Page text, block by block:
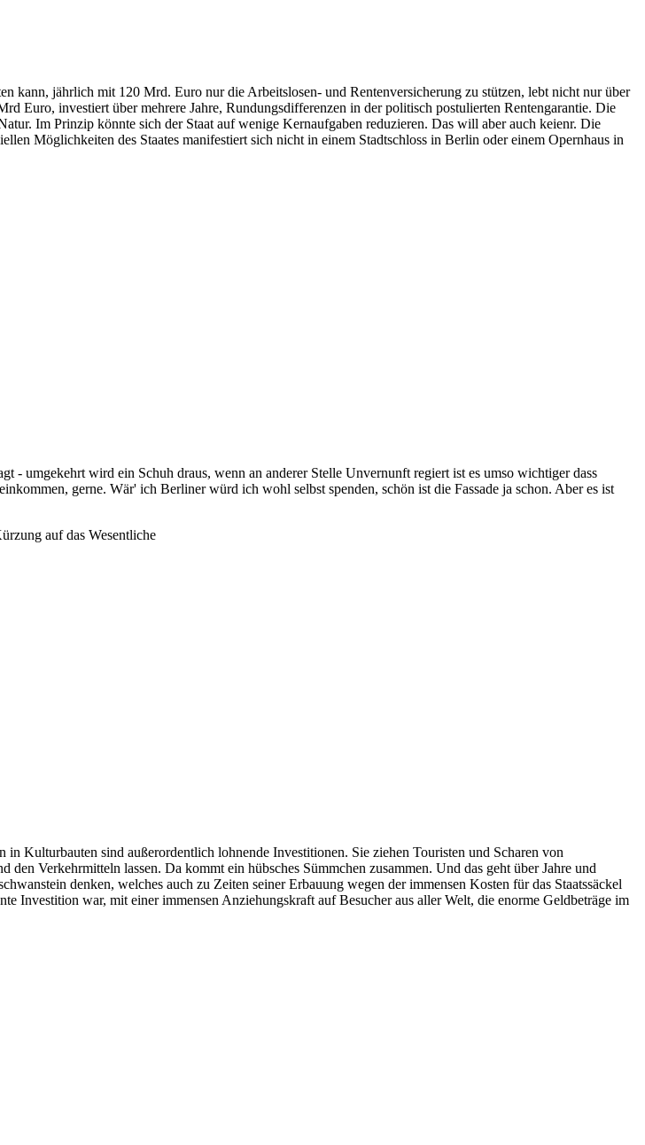
kann, jährlich mit 120 Mrd. Euro nur die Arbeitslosen- und Rentenversicherung zu stützen, lebt nicht nur über
Euro, investiert über mehrere Jahre, Rundungsdifferenzen in der politisch postulierten Rentengarantie. Die
Im Prinzip könnte sich der Staat auf wenige Kernaufgaben reduzieren. Das will aber auch keienr. Die
Möglichkeiten des Staates manifestiert sich nicht in einem Stadtschloss in Berlin oder einem Opernhaus in
- umgekehrt wird ein Schuh draus, wenn an anderer Stelle Unvernunft regiert ist es umso wichtiger dass
gerne. Wär' ich Berliner würd ich wohl selbst spenden, schön ist die Fassade ja schon. Aber es ist
auf das Wesentliche
Kulturbauten sind außerordentlich lohnende Investitionen. Sie ziehen Touristen und Scharen von
Verkehrmitteln lassen. Da kommt ein hübsches Sümmchen zusammen. Und das geht über Jahre und
denken, welches auch zu Zeiten seiner Erbauung wegen der immensen Kosten für das Staatssäckel
Investition war, mit einer immensen Anziehungskraft auf Besucher aus aller Welt, die enorme Geldbeträge im